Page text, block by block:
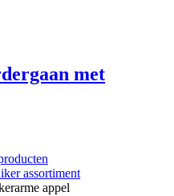
met
assortiment
appel